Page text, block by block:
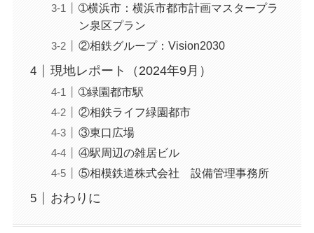
➀横浜市：横浜市都市計画マスタープラ
ン泉区プラン
②相鉄グループ：Vision2030
現地レポート（2024年9月）
➀緑園都市駅
②相鉄ライフ緑園都市
③東口広場
④駅周辺の雑居ビル
⑤相模鉄道株式会社 設備管理事務所
おわりに